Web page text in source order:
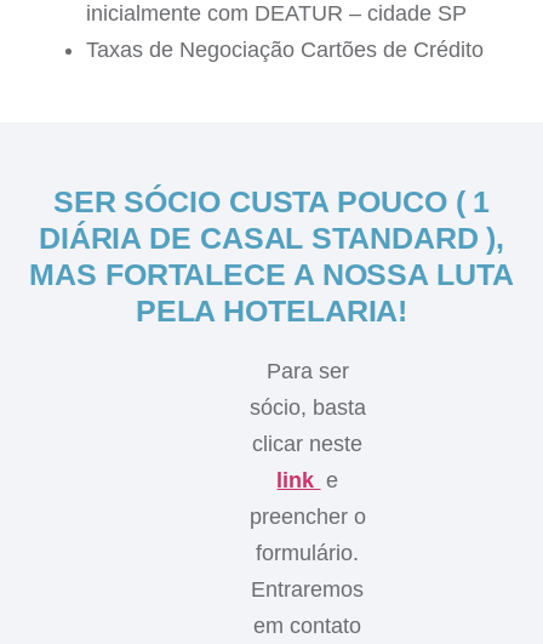
inicialmente com DEATUR – cidade SP
Taxas de Negociação Cartões de Crédito
SER SÓCIO CUSTA POUCO ( 1
DIÁRIA DE CASAL STANDARD ),
MAS FORTALECE A NOSSA LUTA
PELA HOTELARIA!
Para ser
sócio, basta
clicar neste
link e
preencher o
formulário.
Entraremos
em contato